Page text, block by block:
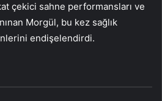
çekici sahne performansları ve
Morgül, bu kez sağlık
endişelendirdi.